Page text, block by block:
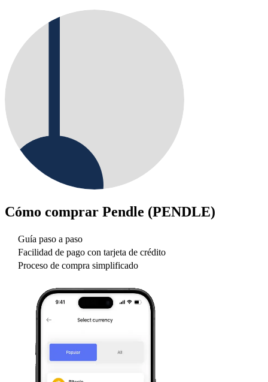
Cómo comprar Pendle (PENDLE)
Guía paso a paso
Facilidad de pago con tarjeta de crédito
Proceso de compra simplificado